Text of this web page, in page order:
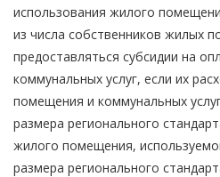
использования жилого
из числа собственников жилых
предоставляться субсидии на
коммунальных услуг, если их
помещения и коммунальных
размера регионального
жилого помещения,
размера регионального